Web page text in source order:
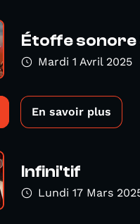
Étoffe sonore
Mardi 1 Avril 2025
En savoir plus
Infini'tif
Lundi 17 Mars